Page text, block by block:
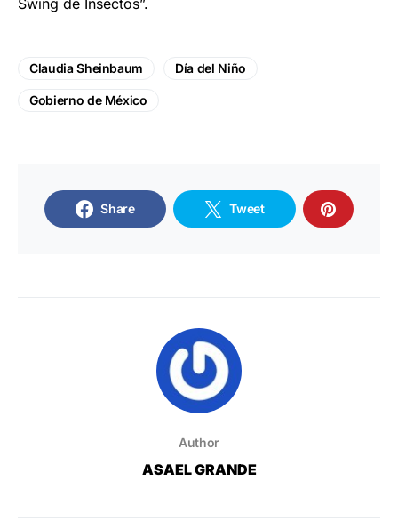
Claudia Sheinbaum Día del Niño
Gobierno de México
Share Tweet
Author
ASAEL GRANDE